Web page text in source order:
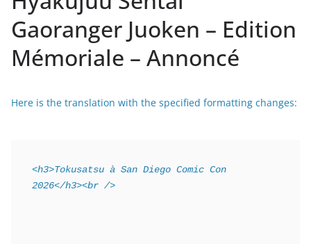
Gaoranger Juoken – Edition
Mémoriale – Annoncé
Here is the translation with the specified formatting changes:
<h3>Tokusatsu à San Diego Comic Con
2026</h3><br />